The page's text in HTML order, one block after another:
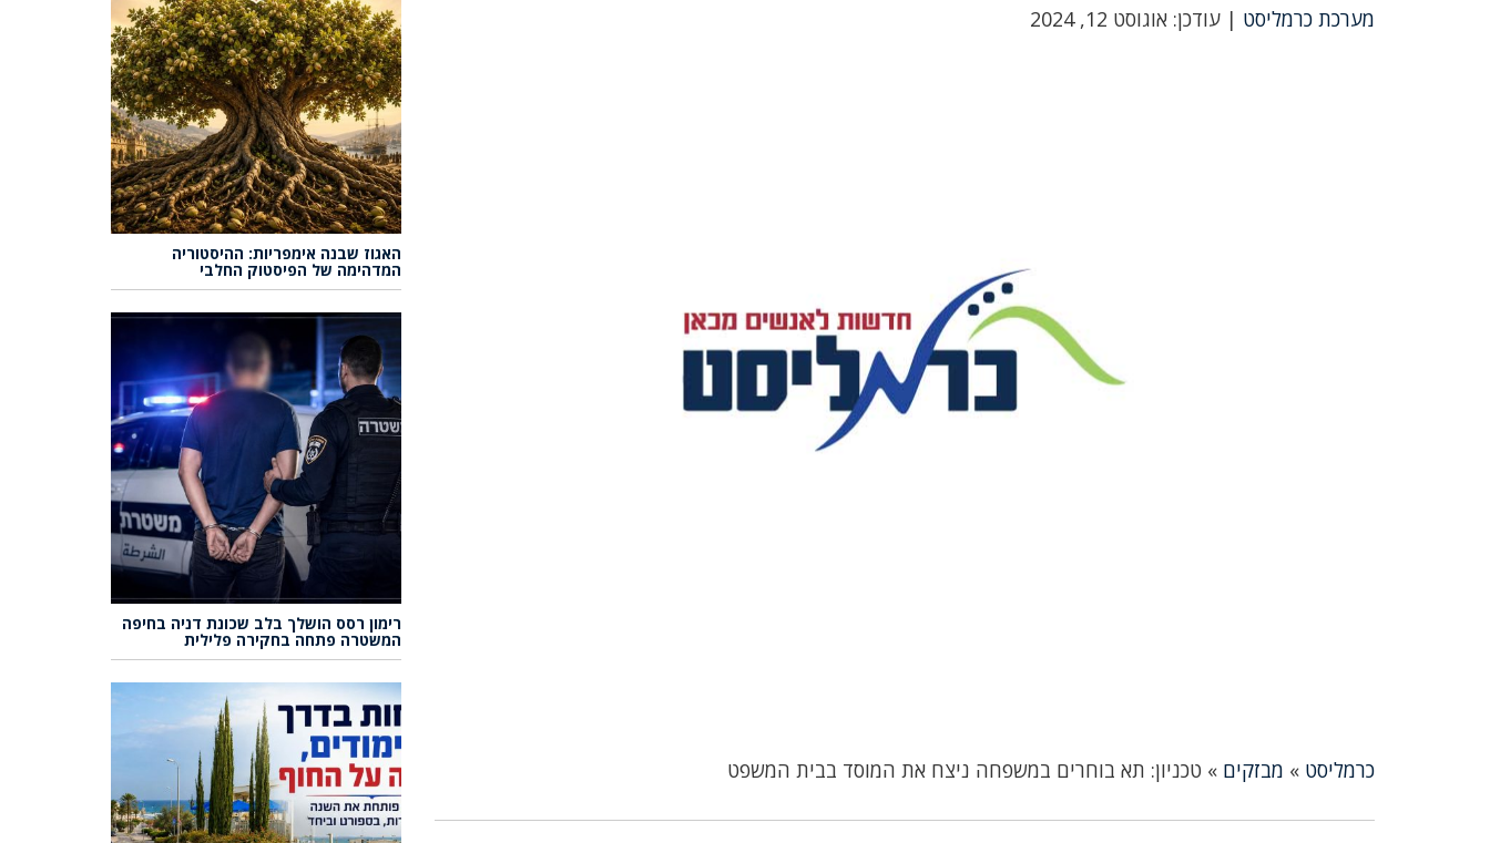
מערכת כרמליסט | עודכן: אוגוסט 12, 2024
כרמליסט » מבזקים » טכניון: תא בוחרים במשפחה ניצח את המוסד בבית המשפט
האגוז שבנה אימפריות: ההיסטוריה
המדהימה של הפיסטוק החלבי
רימון רסס הושלך בלב שכונת דניה בחיפה
המשטרה פתחה בחקירה פלילית